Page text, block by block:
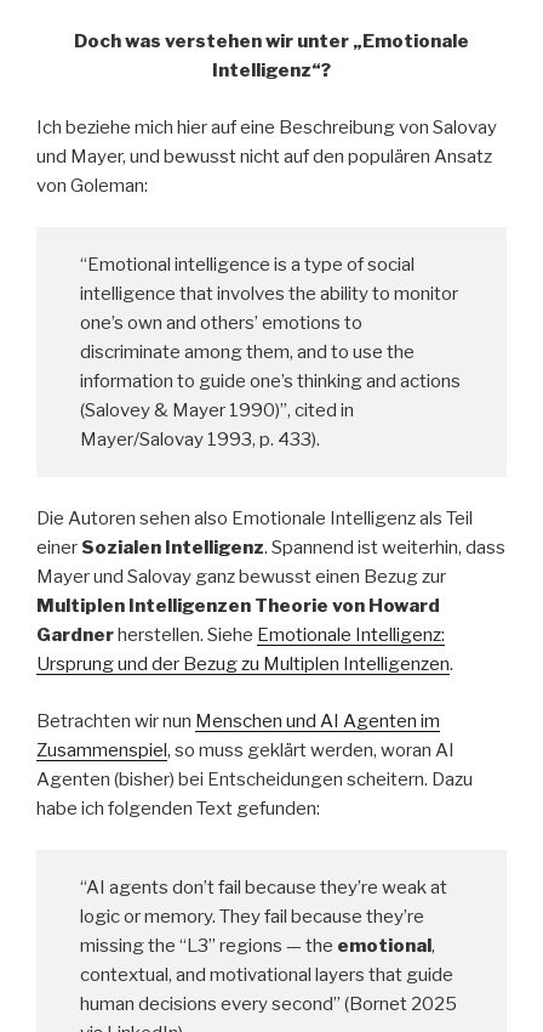
Doch was verstehen wir unter „Emotionale
Intelligenz“?
Ich beziehe mich hier auf eine Beschreibung von Salovay
und Mayer, und bewusst nicht auf den populären Ansatz
von Goleman:
“Emotional intelligence is a type of social
intelligence that involves the ability to monitor
one’s own and others’ emotions to
discriminate among them, and to use the
information to guide one’s thinking and actions
(Salovey & Mayer 1990)”, cited in
Mayer/Salovay 1993, p. 433).
Die Autoren sehen also Emotionale Intelligenz als Teil
einer Sozialen Intelligenz. Spannend ist weiterhin, dass
Mayer und Salovay ganz bewusst einen Bezug zur
Multiplen Intelligenzen Theorie von Howard
Gardner herstellen. Siehe Emotionale Intelligenz:
Ursprung und der Bezug zu Multiplen Intelligenzen.
Betrachten wir nun Menschen und AI Agenten im
Zusammenspiel, so muss geklärt werden, woran AI
Agenten (bisher) bei Entscheidungen scheitern. Dazu
habe ich folgenden Text gefunden:
“AI agents don’t fail because they’re weak at
logic or memory. They fail because they’re
missing the “L3” regions — the emotional,
contextual, and motivational layers that guide
human decisions every second” (Bornet 2025